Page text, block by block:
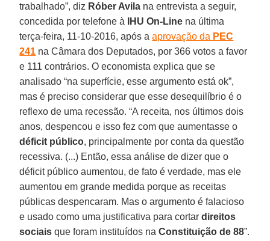
trabalhado”, diz Róber Avila na entrevista a seguir,
concedida por telefone à
IHU On-Line na última
terça-feira, 11-10-2016, após aaprovação da PEC
241 na Câmara dos Deputados, por 366 votos a favor
e 111 contrários. O economista explica que se
analisado “na superfície, esse argumento está ok”,
mas é preciso considerar que esse desequilíbrio é o
reflexo de uma recessão. “A receita, nos últimos dois
anos, despencou e isso fez com que aumentasse o
déficit público, principalmente por conta da questão
recessiva. (...) Então, essa análise de dizer que o
déficit público aumentou, de fato é verdade, mas ele
aumentou em grande medida porque as receitas
públicas despencaram. Mas o argumento é falacioso
e usado como uma justificativa para cortardireitos
sociais que foram instituídos naConstituição de 88”.